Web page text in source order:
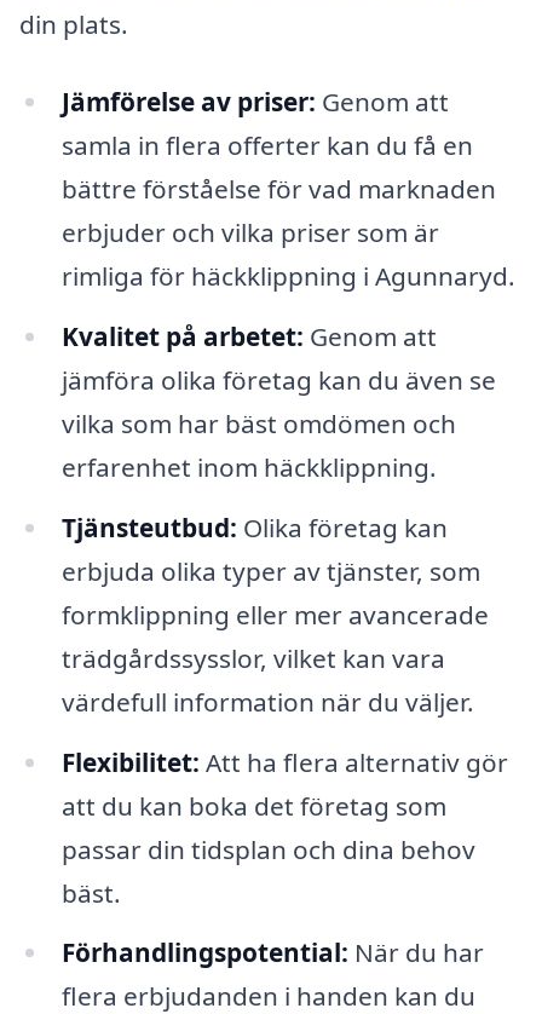
din plats.
Jämförelse av priser: Genom att
samla in flera offerter kan du få en
bättre förståelse för vad marknaden
erbjuder och vilka priser som är
rimliga för häckklippning i Agunnaryd.
Kvalitet på arbetet: Genom att
jämföra olika företag kan du även se
vilka som har bäst omdömen och
erfarenhet inom häckklippning.
Tjänsteutbud: Olika företag kan
erbjuda olika typer av tjänster, som
formklippning eller mer avancerade
trädgårdssysslor, vilket kan vara
värdefull information när du väljer.
Flexibilitet: Att ha flera alternativ gör
att du kan boka det företag som
passar din tidsplan och dina behov
bäst.
Förhandlingspotential: När du har
flera erbjudanden i handen kan du